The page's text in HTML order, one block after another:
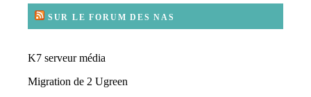
SUR LE FORUM DES NAS
K7 serveur média
Migration de 2 Ugreen